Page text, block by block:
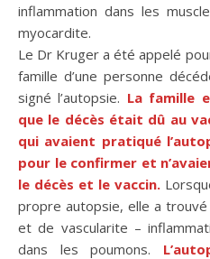
inflammation dans les
myocardite.
Le Dr Kruger a été appelé
famille d’une personne
signé l’autopsie. La famille
que le décès était dû au
qui avaient pratiqué
pour le confirmer et
le décès et le vaccin.
propre autopsie, elle a
et de vascularite –
dans les poumons.